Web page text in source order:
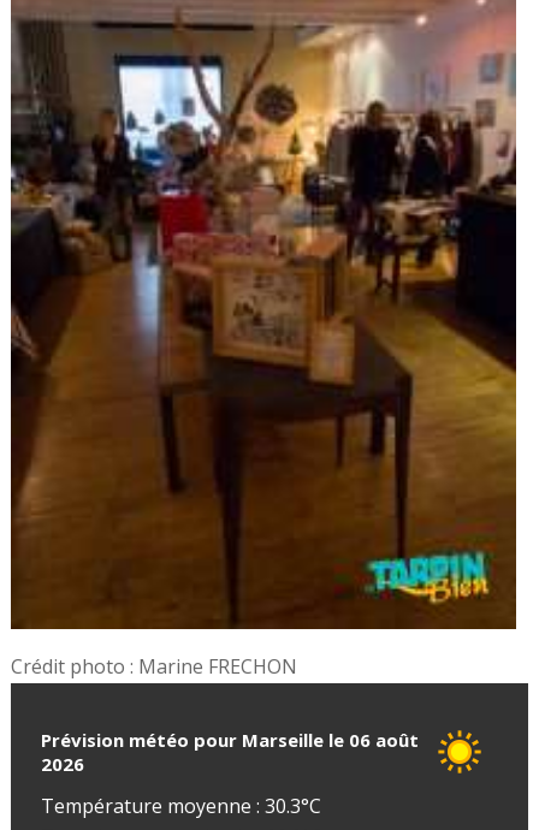
Crédit photo : Marine FRECHON
Prévision météo pour Marseille le 06 août
2026
Température moyenne : 30.3°C